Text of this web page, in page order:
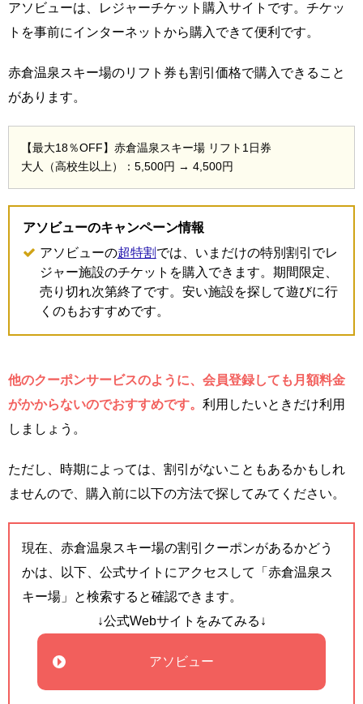
アソビューは、レジャーチケット購入サイトです。チケッ
トを事前にインターネットから購入できて便利です。
赤倉温泉スキー場のリフト券も割引価格で購入できること
があります。
【最大18％OFF】赤倉温泉スキー場 リフト1日券
大人（高校生以上）：5,500円 → 4,500円
アソビューのキャンペーン情報
アソビューの超特割 では、いまだけの特別割引でレ
ジャー施設のチケットを購入できます。期間限定、
売り切れ次第終了です。安い施設を探して遊びに行
くのもおすすめです。
他のクーポンサービスのように、会員登録しても月額料金
がかからないのでおすすめです。 利用したいときだけ利用
しましょう。
ただし、時期によっては、割引がないこともあるかもしれ
ませんので、購入前に以下の方法で探してみてください。
現在、赤倉温泉スキー場の割引クーポンがあるかどう
かは、以下、公式サイトにアクセスして「赤倉温泉ス
キー場」と検索すると確認できます。
↓公式Webサイトをみてみる↓
アソビュー